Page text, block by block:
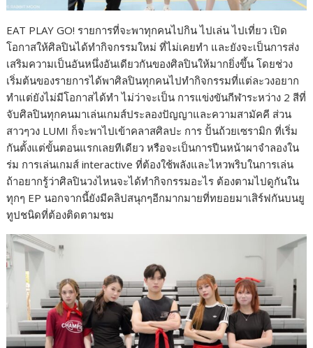
EAT PLAY GO! รายการที่จะพาทุกคนไปกิน ไปเล่น ไปเที่ยว เปิด
โอกาสให้ศิลปินได้ทำกิจกรรมใหม่ ที่ไม่เคยทำ และยังจะเป็นการส่ง
เสริมความเป็นอันหนึ่งอันเดียวกันของศิลปินให้มากยิ่งขึ้น โดยช่วง
เริ่มต้นของรายการได้พาศิลปินทุกคนไปทำกิจกรรมที่แต่ละวงอยาก
ทำแต่ยังไม่มีโอกาสได้ทำ ไม่ว่าจะเป็น การแข่งขันกีฬาระหว่าง 2 สีที่
จับศิลปินทุกคนมาเล่นเกมส์ประลองปัญญาและความสามัคคี ส่วน
สาวๆวง LUMI ก็จะพาไปเข้าคลาสศิลปะ การ ปั้นถ้วยเซรามิก ที่เริ่ม
กันตั้งแต่ขั้นตอนแรกเลยทีเดียว หรือจะเป็นการปีนหน้าผาจำลองใน
ร่ม การเล่นเกมส์ interactive ที่ต้องใช้พลังและไหวพริบในการเล่น
ถ้าอยากรู้ว่าศิลปินวงไหนจะได้ทำกิจกรรมอะไร ต้องตามไปดูกันใน
ทุกๆ EP นอกจากนี้ยังมีคลิปสนุกๆอีกมากมายที่ทยอยมาเสิร์ฟกันบนยู
ทูปชนิดที่ต้องติดตามชม